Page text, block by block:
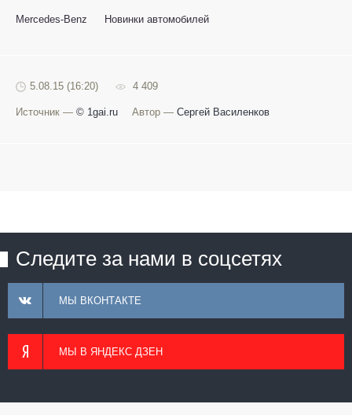
Mercedes-Benz Новинки автомобилей
5.08.15 (16:20) 4 409
Источник — © 1gai.ru Автор — Сергей Василенков
Следите за нами в соцсетях
МЫ ВКОНТАКТЕ
МЫ В ЯНДЕКС ДЗЕН